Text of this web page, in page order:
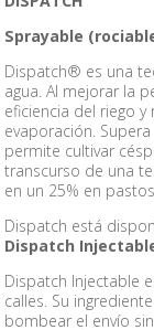
Sprayable
Dispatch® es una
agua. Al mejorar la
eficiencia del riego
evaporación.
permite cultivar
transcurso de una
en un 25% en
Dispatch está
Dispatch
Dispatch Injectable
calles. Su
bombear el envío